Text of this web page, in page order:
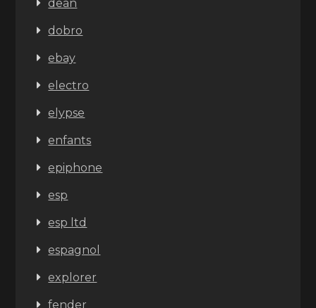
dean
dobro
ebay
electro
elypse
enfants
epiphone
esp
esp ltd
espagnol
explorer
fender